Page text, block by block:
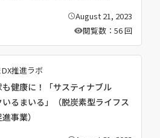
公
日
August 21, 2023
閲覧数：56 回
推進ラボ
も健康に！「サスティナブル
いるまいる」（脱炭素型ライフス
事業）